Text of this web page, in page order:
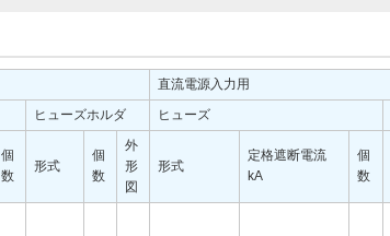
直流電源入力用
ヒューズホルダ ヒューズ
個
数
形式
個
数
外
形
図
形式
定格遮断電流
kA
個
数